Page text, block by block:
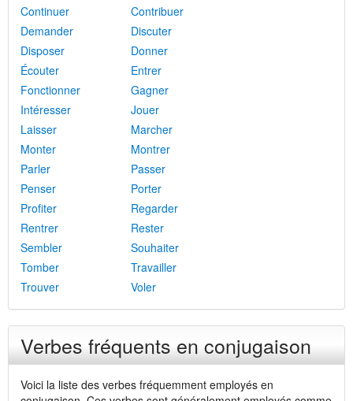
Continuer
Contribuer
Demander
Discuter
Disposer
Donner
Écouter
Entrer
Fonctionner
Gagner
Intéresser
Jouer
Laisser
Marcher
Monter
Montrer
Parler
Passer
Penser
Porter
Profiter
Regarder
Rentrer
Rester
Sembler
Souhaiter
Tomber
Travailler
Trouver
Voler
Verbes fréquents en conjugaison
Voici la liste des verbes fréquemment employés en